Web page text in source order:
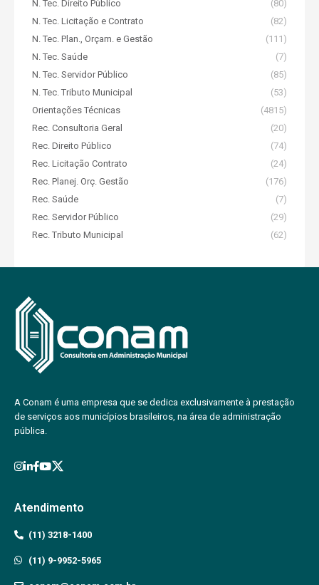
N. Tec. Direito Público
(80)
N. Tec. Licitação e Contrato
(82)
N. Tec. Plan., Orçam. e Gestão
(111)
N. Tec. Saúde
(7)
N. Tec. Servidor Público
(85)
N. Tec. Tributo Municipal
(53)
Orientações Técnicas
(4815)
Rec. Consultoria Geral
(20)
Rec. Direito Público
(74)
Rec. Licitação Contrato
(24)
Rec. Planej. Orç. Gestão
(176)
Rec. Saúde
(7)
Rec. Servidor Público
(29)
Rec. Tributo Municipal
(62)
A Conam é uma empresa que se dedica exclusivamente à prestação
de serviços aos municípios brasileiros, na área de administração
pública.
Atendimento
(11) 3218-1400
(11) 9-9952-5965